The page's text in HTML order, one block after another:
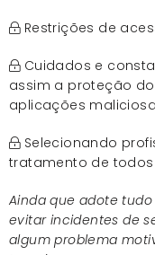
Restrições de
Cuidados e
assim a proteção
aplicações
Selecionando
tratamento de
Ainda que adote
evitar incidentes de
algum problema